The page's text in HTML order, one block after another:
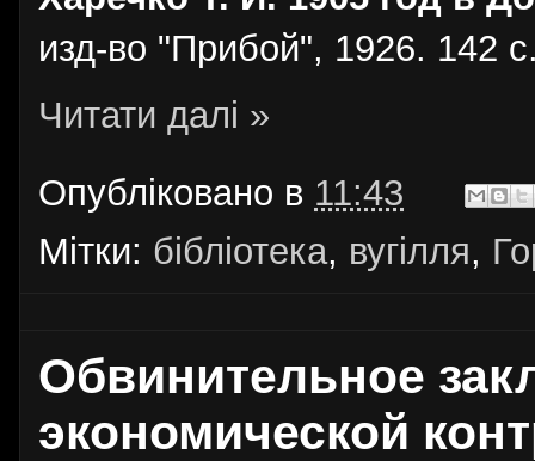
изд-во "Прибой", 1926. 142
Читати далі »
Опубліковано в 11:43
Мітки: бібліотека, вугілля,
Обвинительное
экономической